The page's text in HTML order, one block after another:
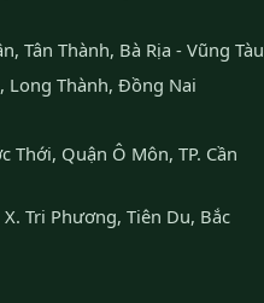
Tân Thành, Bà Rịa - Vũng Tàu
Long Thành, Đồng Nai
Thới, Quận Ô Môn, TP. Cần
Tri Phương, Tiên Du, Bắc